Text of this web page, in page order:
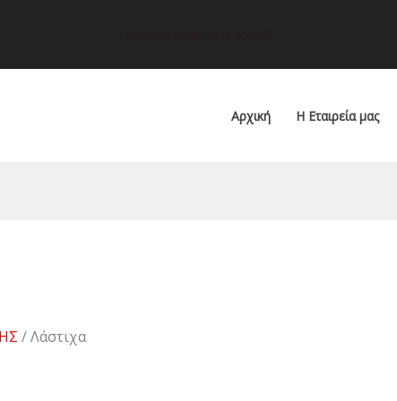
Αρχική Η Εταιρεία μας
/ Λάστιχα